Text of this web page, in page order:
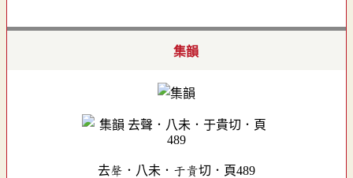
集韻
去聲．八未．于貴切．頁489